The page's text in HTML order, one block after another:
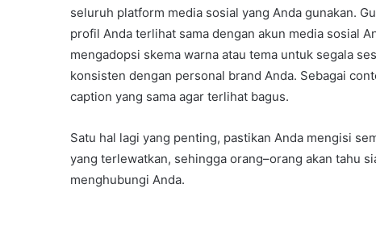
seluruh platform media sosial yang Anda gunakan.
profil Anda terlihat sama dengan akun media sosial
mengadopsi skema warna atau tema untuk segala
konsisten dengan personal brand Anda. Sebagai
caption yang sama agar terlihat bagus.
Satu hal lagi yang penting, pastikan Anda mengisi
yang terlewatkan, sehingga orang–orang akan tahu
menghubungi Anda.